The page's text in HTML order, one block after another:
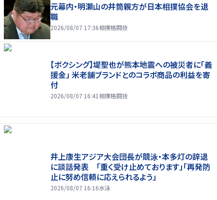
元幕内・明瀬山の井筒親方が日本相撲協会を退
職
2026/08/07 17:36相撲格闘技
【ボクシング】堤聖也が熊本地震への被災者に「義
援金」 米老舗ブランドとのコラボ商品の利益を寄
付
2026/08/07 16:41 相撲格闘技
井上康生アジア大会団長が競泳・本多灯の辞退
に談話発表 「重く受け止めております」「再発防
止に努め信頼に応えられるよう」
2026/08/07 16:16水泳